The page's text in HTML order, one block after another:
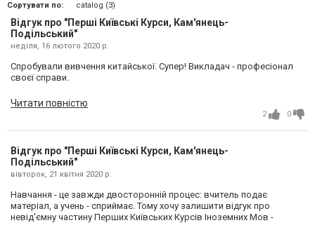
Сортувати по: catalog (3)
Відгук про "Перші Київські Курси, Кам'янець-
Подільський"
неділя, 16 лютого 2020 р.
Спробували вивчення китайської. Супер! Викладач - професіонал
своєї справи.
Читати повністю
2 0
Відгук про "Перші Київські Курси, Кам'янець-
Подільський"
вівторок, 21 квітня 2020 р.
Навчання - це завжди двосторонній процес: вчитель подає
матеріал, а учень - сприймає. Тому хочу залишити відгук про
невід'ємну частину Перших Київських Курсів Іноземних Мов -